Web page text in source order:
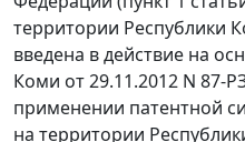
территории Республики
введена в действие на
Коми от 29.11.2012 N 87-
применении патентной
на территории